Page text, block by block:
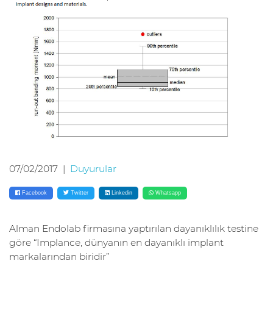
07/02/2017 | Duyurular
Facebook Twitter Linkedin Whatsapp
Alman Endolab firmasına yaptırılan dayanıklılık testine
göre “Implance, dünyanın en dayanıklı implant
markalarından biridir”